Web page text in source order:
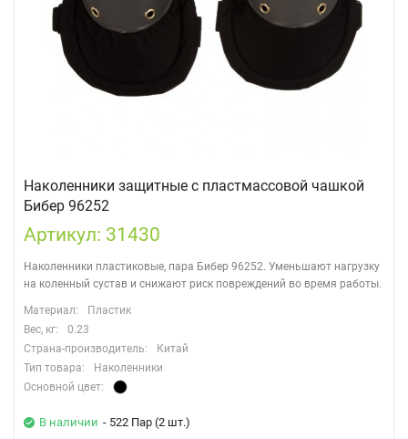
Наколенники защитные с пластмассовой чашкой
Бибер 96252
Артикул: 31430
Наколенники пластиковые, пара Бибер 96252. Уменьшают нагрузку
на коленный сустав и снижают риск повреждений во время работы.
Материал:
Пластик
Вес, кг:
0.23
Страна-производитель:
Китай
Тип товара:
Наколенники
Основной цвет:
В наличии - 522 Пар (2 шт.)